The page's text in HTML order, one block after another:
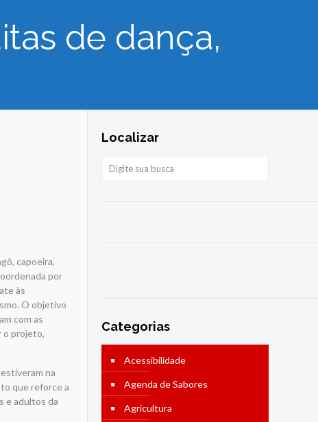
de dança,
capoeira,
por
às
O objetivo
com as
o projeto,
na
que reforce a
e adultos da
Localizar
Categorias
Acessibilidade
Agenda de Sabores
Agricultura